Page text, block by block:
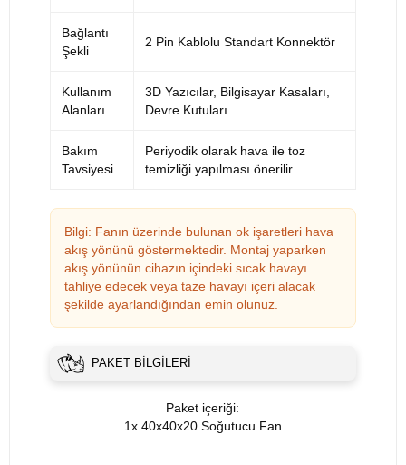
Bağlantı
Şekli
2 Pin Kablolu Standart Konnektör
Kullanım
Alanları
3D Yazıcılar, Bilgisayar Kasaları,
Devre Kutuları
Bakım
Tavsiyesi
Periyodik olarak hava ile toz
temizliği yapılması önerilir
Bilgi: Fanın üzerinde bulunan ok işaretleri hava
akış yönünü göstermektedir. Montaj yaparken
akış yönünün cihazın içindeki sıcak havayı
tahliye edecek veya taze havayı içeri alacak
şekilde ayarlandığından emin olunuz.
PAKET BILGILERI
Paket içeriği:
1x 40x40x20 Soğutucu Fan